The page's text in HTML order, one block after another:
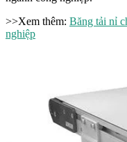
>>Xem thêm: Băng tải nỉ
nghiệp